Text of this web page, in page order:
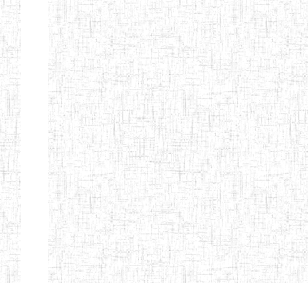
BOSONS
ENIEG BILINGUE
LE NORMALIEN
CITOYEN
01/08/2014 ENIEG
ENIEG BILINGUE
CLAIRE
FONTAINE
03/10/2012 ENIEG
ENIEG BILINGUE
LA COURONNE
25/06/2014 ENIEG
ENIET BILINGUE
LA
06/01/2014 ENIET